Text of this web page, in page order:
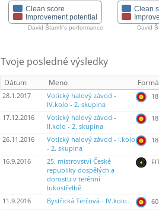
Clean score
Improvement potential
David Štamfr's performance
Clean
David
Tvoje posledné výsledky
Dátum Meno
28.1.2017
Votický halový závod -
IV.kolo - 2. skupina
17.12.2016
Votický halový závod -
II.kolo - 2. skupina
26.11.2016
Votický halový závod - I.kolo
- 2. skupina
16.9.2016
25. mistrovství České
republiky dospělých a
dorostu v terénní
lukostřelbě
11.9.2016 Bystřická Terčová - IV.kolo